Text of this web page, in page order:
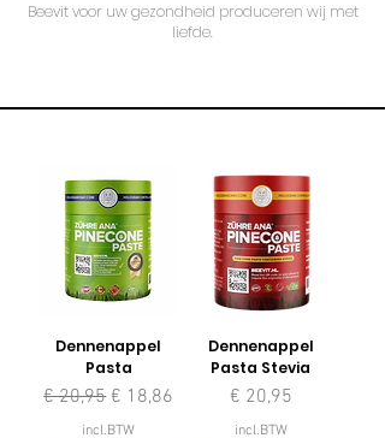
Beevit voor uw gezondheid produceren wij met
liefde.
Dennenappel
Pasta
Normale prijs
€ 20,95 Verkoopprijs
€ 18,86
incl.BTW
Dennenappel
Pasta Stevia
Prijs
€ 20,95
incl.BTW